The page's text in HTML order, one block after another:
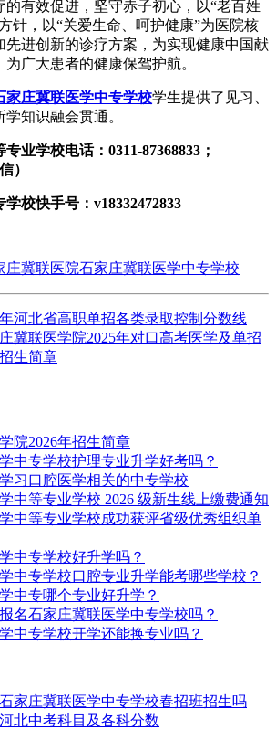
的有效促进，坚守赤子初心，以“老百姓
针，以“关爱生命、呵护健康”为医院核
先进创新的诊疗方案，为实现健康中国献
广大患者的健康保驾护航。
家庄冀联医学中专学校学生提供了见习、
知识融会贯通。
业学校电话：0311-87368833；
）
校快手号：v18332472833
庄冀联医院石家庄冀联医学中专学校
河北省高职单招各类录取控制分数线
冀联医学院2025年对口高考医学及单招
生简章
院2026年招生简章
中专学校护理专业升学好考吗？
习口腔医学相关的中专学校
中等专业学校 2026 级新生线上缴费通知
中等专业学校成功获评省级优秀组织单
中专学校好升学吗？
中专学校口腔专业升学能考哪些学校？
中专哪个专业好升学？
名石家庄冀联医学中专学校吗？
中专学校开学还能换专业吗？
家庄冀联医学中专学校春招班招生吗
北中考科目及各科分数